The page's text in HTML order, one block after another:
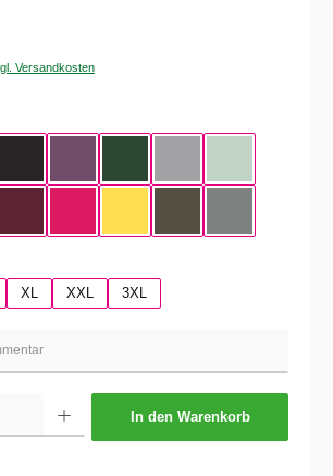
Versandkosten
XL XXL 3XL
In den Warenkorb